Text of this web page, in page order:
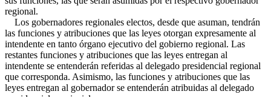
regional.
Los gobernadores regionales electos, desde que asuman, tendrán
las funciones y atribuciones que las leyes otorgan expresamente al
intendente en tanto órgano ejecutivo del gobierno regional. Las
restantes funciones y atribuciones que las leyes entregan al
intendente se entenderán referidas al delegado presidencial regional
que corresponda. Asimismo, las funciones y atribuciones que las
leyes entregan al gobernador se entenderán atribuidas al delegado